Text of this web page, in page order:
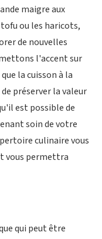
maigre aux
ou les haricots,
de nouvelles
l'accent sur
la cuisson à la
préserver la valeur
est possible de
soin de votre
culinaire vous
vous permettra
qui peut être